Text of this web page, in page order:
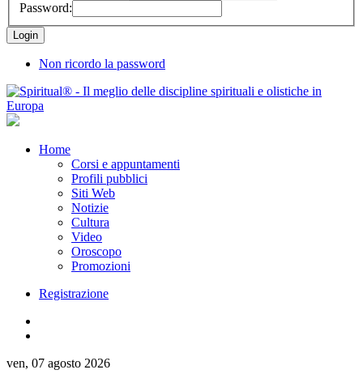
Password:
Non ricordo la password
Home
Corsi e appuntamenti
Profili pubblici
Siti Web
Notizie
Cultura
Video
Oroscopo
Promozioni
Registrazione
ven, 07 agosto 2026